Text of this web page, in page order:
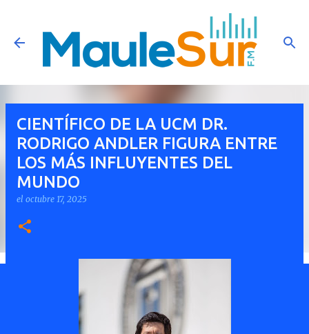
Ir al contenido principal
CIENTÍFICO DE LA UCM DR.
RODRIGO ANDLER FIGURA ENTRE
LOS MÁS INFLUYENTES DEL
MUNDO
el octubre 17, 2025